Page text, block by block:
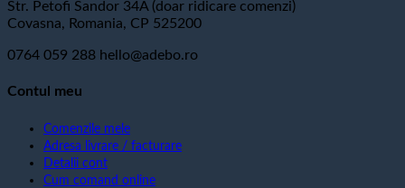
Str. Petofi Sandor 34A (doar ridicare comenzi)
Covasna, Romania, CP 525200
0764 059 288 hello@adebo.ro
Contul meu
Comenzile mele
Adresa livrare / facturare
Detalii cont
Cum comand online